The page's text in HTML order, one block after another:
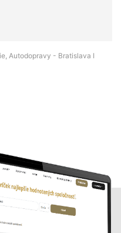
Autodopravy - Bratislava I